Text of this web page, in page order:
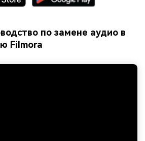
по замене аудио в
Filmora